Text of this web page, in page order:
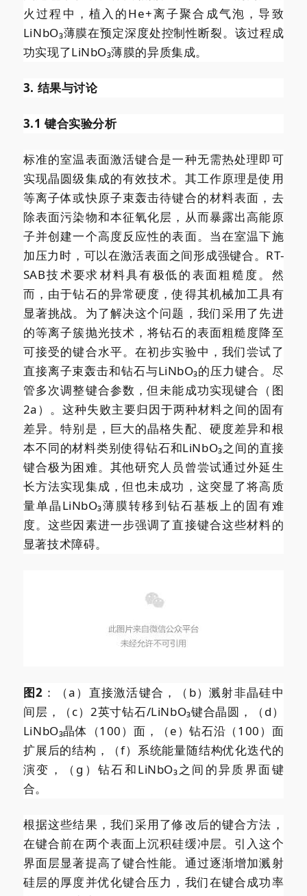
火过程中，植入的He+离子聚合成气泡，导致
LiNbO₃薄膜在预定深度处控制性断裂。该过程成
功实现了LiNbO₃薄膜的异质集成。
3. 结果与讨论
3.1 键合实验分析
标准的室温表面激活键合是一种无需热处理即可
实现晶圆级集成的有效技术。其工作原理是使用
等离子体或快原子束轰击待键合的材料表面，去
除表面污染物和本征氧化层，从而暴露出高能原
子并创建一个高度反应性的表面。当在室温下施
加压力时，可以在激活表面之间形成强键合。RT-
SAB技术要求材料具有极低的表面粗糙度。然
而，由于钻石的异常硬度，使得其机械加工具有
显著挑战。为了解决这个问题，我们采用了先进
的等离子簇抛光技术，将钻石的表面粗糙度降至
可接受的键合水平。在初步实验中，我们尝试了
直接离子束轰击和钻石与LiNbO₃的压力键合。尽
管多次调整键合参数，但未能成功实现键合（图
2a）。这种失败主要归因于两种材料之间的固有
差异。特别是，巨大的晶格失配、硬度差异和根
本不同的材料类别使得钻石和LiNbO₃之间的直接
键合极为困难。其他研究人员曾尝试通过外延生
长方法实现集成，但也未成功，这突显了将高质
量单晶LiNbO₃薄膜转移到钻石基板上的固有难
度。这些因素进一步强调了直接键合这些材料的
显著技术障碍。
图2 ：（a）直接激活键合，（b）溅射非晶硅中
间层，（c）2英寸钻石/LiNbO₃键合晶圆，（d）
LiNbO₃晶体（100）面，（e）钻石沿（100）面
扩展后的结构，（f）系统能量随结构优化迭代的
演变，（g）钻石和LiNbO₃之间的异质界面键
合。
根据这些结果，我们采用了修改后的键合方法，
在键合前在两个表面上沉积硅缓冲层。引入这个
界面层显著提高了键合性能。通过逐渐增加溅射
硅层的厚度并优化键合压力，我们在键合成功率